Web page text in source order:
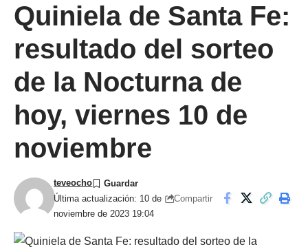
Quiniela de Santa Fe:
resultado del sorteo
de la Nocturna de
hoy, viernes 10 de
noviembre
Última actualización: 10 de
noviembre de 2023 19:04
teveocho
Compartir